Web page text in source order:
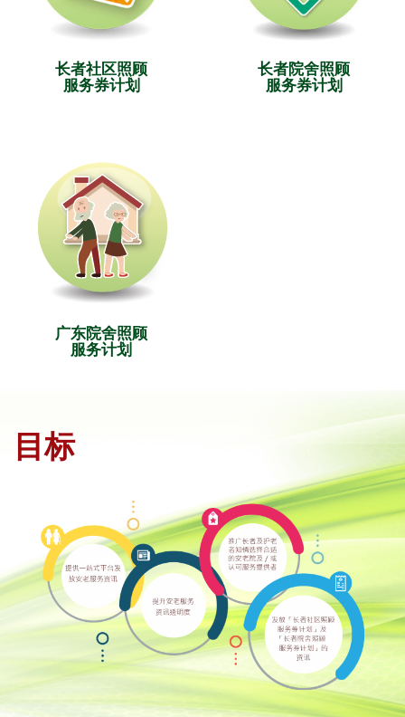
长者社区照顾
服务券计划
长者院舍照顾
服务券计划
广东院舍照顾
服务计划
目标